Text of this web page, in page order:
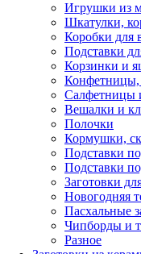
Игрушки из
Шкатулки,
Коробки для
Подставки
Корзинки и
Конфетницы,
Салфетницы
Вешалки и
Полочки
Кормушки,
Подставки
Подставки
Заготовки
Новогодняя
Пасхальные
Чипборды и
Разное